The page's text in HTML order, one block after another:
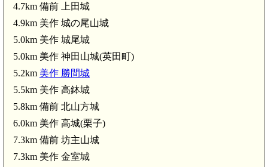
備前 稲蒔城(4.6km)
備前 上田城(4.7km)
4.7km 備前 上田城
4.9km 美作 城の尾山城
5.0km 美作 城尾城
5.0km 美作 神田山城(英田町)
5.2km 美作 勝間城
5.5km 美作 高鉢城
5.8km 備前 北山方城
6.0km 美作 高城(栗子)
7.3km 備前 坊主山城
7.3km 美作 金室城